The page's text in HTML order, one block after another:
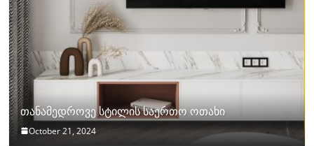
თანამედროვე სტილის საერთო ოთახი
October 21, 2024